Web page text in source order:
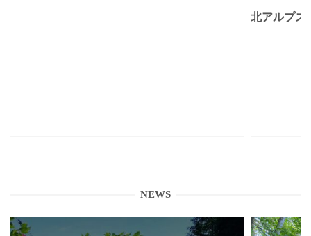
北アルプ
NEWS